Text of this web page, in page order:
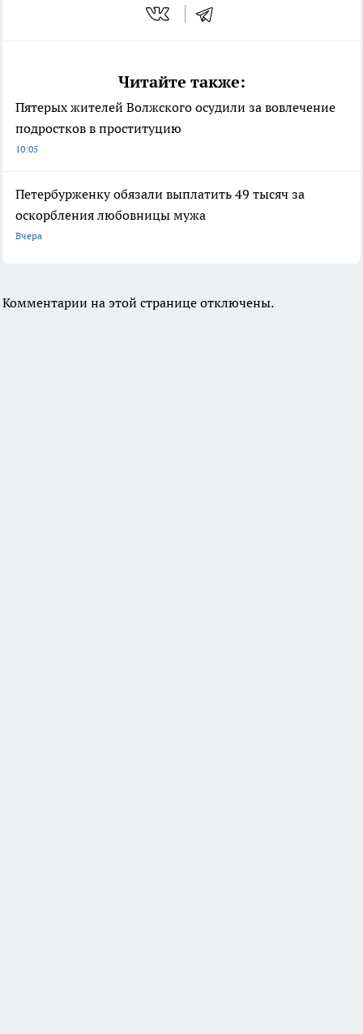
Читайте также:
Пятерых жителей Волжского осудили за вовлечение
подростков в проституцию
10:05
Петербурженку обязали выплатить 49 тысяч за
оскорбления любовницы мужа
Вчера
Комментарии на этой странице отключены.